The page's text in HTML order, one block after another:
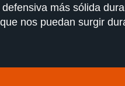
más sólida
nos puedan surgir